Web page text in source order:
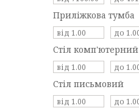
Приліжкова тумба
Стіл комп'ютерний
Стіл письмовий